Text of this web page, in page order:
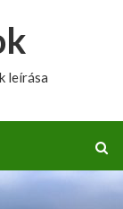
leírása